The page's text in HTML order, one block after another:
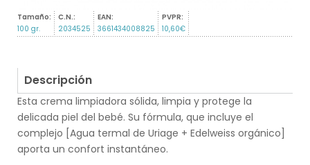
Tamaño:
100 gr.
C.N.:
2034525
EAN:
3661434008825
PVPR:
10,60€
Descripción
Esta crema limpiadora sólida, limpia y protege la
delicada piel del bebé. Su fórmula, que incluye el
complejo [Agua termal de Uriage + Edelweiss orgánico]
aporta un confort instantáneo.